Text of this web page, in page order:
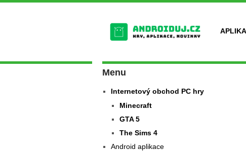
Menu
Internetový obchod PC hry
Minecraft
GTA 5
The Sims 4
Android aplikace